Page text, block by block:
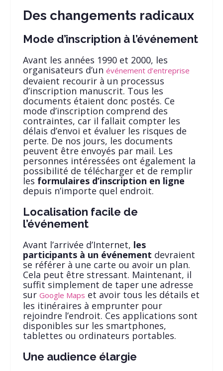
Des changements radicaux
Mode d’inscription à l’événement
Avant les années 1990 et 2000, les
organisateurs d’un événement d’entreprise
devaient recourir à un processus
d’inscription manuscrit. Tous les
documents étaient donc postés. Ce
mode d’inscription comprend des
contraintes, car il fallait compter les
délais d’envoi et évaluer les risques de
perte. De nos jours, les documents
peuvent être envoyés par mail. Les
personnes intéressées ont également la
possibilité de télécharger et de remplir
les formulaires d’inscription en ligne
depuis n’importe quel endroit.
Localisation facile de
l’événement
Avant l’arrivée d’Internet, les
participants à un événement devraient
se référer à une carte ou avoir un plan.
Cela peut être stressant. Maintenant, il
suffit simplement de taper une adresse
sur Google Maps et avoir tous les détails et
les itinéraires à emprunter pour
rejoindre l’endroit. Ces applications sont
disponibles sur les smartphones,
tablettes ou ordinateurs portables.
Une audience élargie